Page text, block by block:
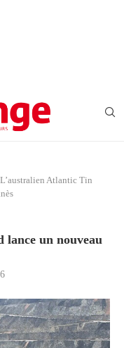
L’australien Atlantic Tin
un nouveau